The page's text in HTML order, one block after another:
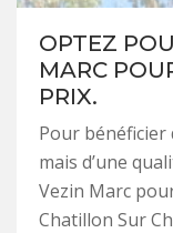
OPTEZ
MARC
PRIX.
Pour bénéficier
mais d’une
Vezin Marc
Chatillon Sur